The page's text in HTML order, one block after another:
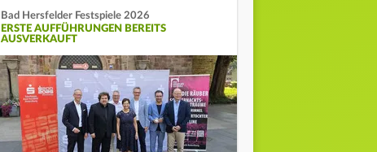
Bad Hersfelder Festspiele 2026
ERSTE AUFFÜHRUNGEN BEREITS
AUSVERKAUFT